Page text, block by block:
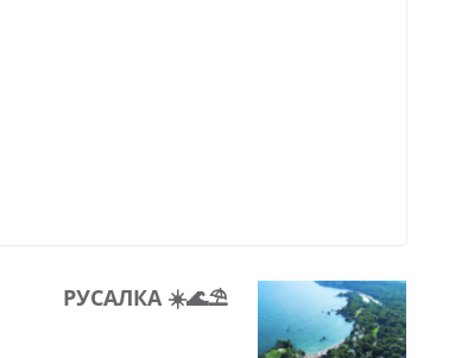
РУСАЛКА ☀️🌊⛱